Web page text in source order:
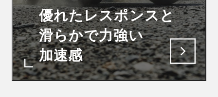
優れたレスポンスと
滑らかで力強い
加速感